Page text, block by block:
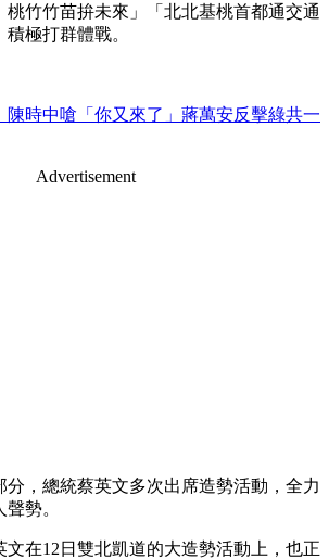
桃竹竹苗拚未來」「北北基桃首都通交通
極打群體戰。
陳時中嗆「你又來了」蔣萬安反擊綠共一
Advertisement
分，總統蔡英文多次出席造勢活動，全力
勢。
文在12日雙北凱道的大造勢活動上，也正